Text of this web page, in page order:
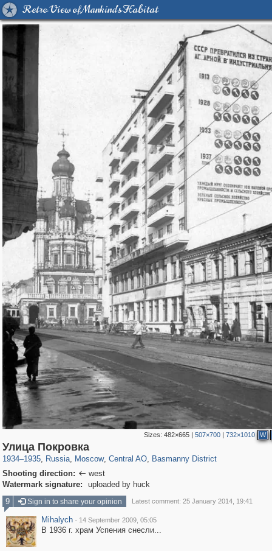
Retro View of Mankind's Habitat
Sizes: 482×665| 507×700| 732×1010 W
Улица Покровка
1934–1935, Russia
1,407,373
, Moscow
319,882 8,286
, Central AO
160,021
, Basmanny District
Shooting direction:  west
Watermark signature:
uploaded by huck
9
Sign in to share your opinion Latest comment: 25 January 2014, 19:41
Mihalych · 14 September 2009, 05:05
В 1936 г. храм Успения снесли...